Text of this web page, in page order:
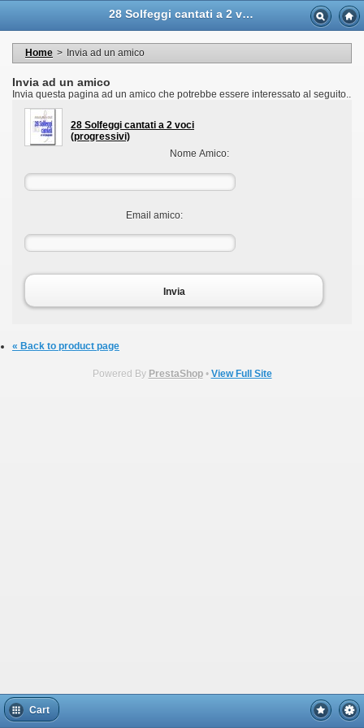
28 Solfeggi cantati a 2 voci (progressivi) - Casa Musicale Eco
Home > Invia ad un amico
Invia ad un amico
Invia questa pagina ad un amico che potrebbe essere interessato al seguito..
28 Solfeggi cantati a 2 voci
(progressivi)
Nome Amico:
Email amico:
Invia
« Back to product page
Powered By PrestaShop• View Full Site
Cart
I miei dati personali
My orders
I miei voucher
Logout